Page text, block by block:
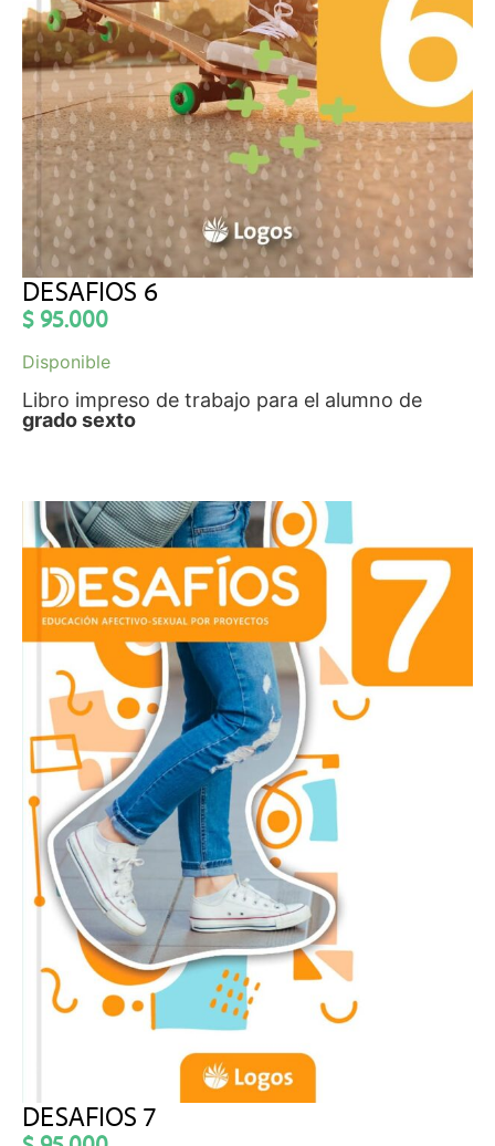
DESAFIOS 6
$ 95.000
Disponible
Libro impreso de trabajo para el alumno de
grado sexto
DESAFIOS 7